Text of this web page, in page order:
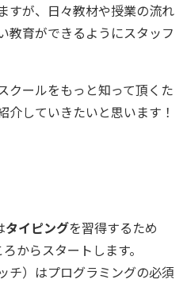
すが、日々教材や授業の流れ
教育ができるようにスタッフ
クールをもっと知って頂くた
介していきたいと思います！
タイピングを習得するため
からスタートします。
チ）はプログラミングの必須